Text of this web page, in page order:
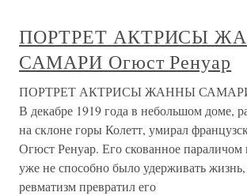
ПОРТРЕТ АКТРИСЫ
САМАРИ Огюст Ренуар
ПОРТРЕТ АКТРИСЫ ЖАННЫ САМАРИ
В декабре 1919 года в небольшом доме,
на склоне горы Колетт, умирал
Огюст Ренуар. Его скованное параличом
уже не способно было удерживать
ревматизм превратил его